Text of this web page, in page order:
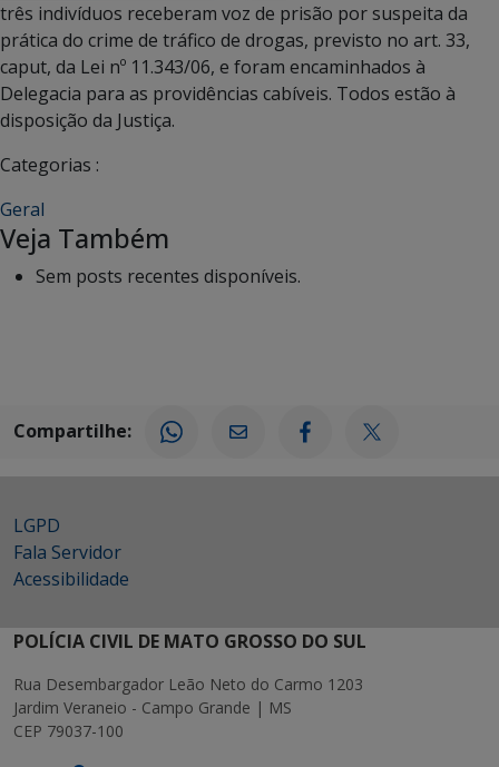
três indivíduos receberam voz de prisão por suspeita da
prática do crime de tráfico de drogas, previsto no art. 33,
caput, da Lei nº 11.343/06, e foram encaminhados à
Delegacia para as providências cabíveis. Todos estão à
disposição da Justiça.
Categorias :
Geral
Veja Também
Sem posts recentes disponíveis.
Compartilhe:
LGPD
Fala Servidor
Acessibilidade
POLÍCIA CIVIL DE MATO GROSSO DO SUL
Rua Desembargador Leão Neto do Carmo 1203
Jardim Veraneio - Campo Grande | MS
CEP 79037-100